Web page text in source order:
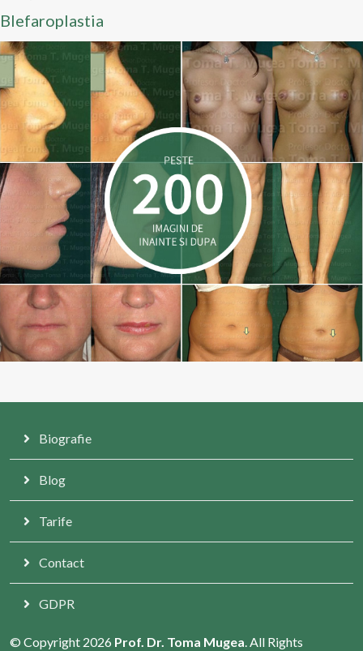
Blefaroplastia
Biografie
Blog
Tarife
Contact
GDPR
© Copyright 2026 Prof. Dr. Toma Mugea. All Rights